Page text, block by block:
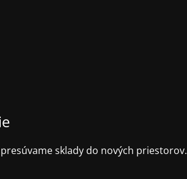
sklady do nových priestorov.